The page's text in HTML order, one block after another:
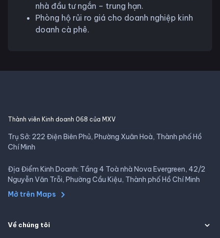
nhà đầu tư ngắn – trung hạn.
Phòng hộ rủi ro giá cho doanh nghiệp kinh
doanh cà phê.
Thành viên Kinh doanh 068 của MXV
Trụ Sở: 222 Điện Biên Phủ, Phường Xuân Hoà, Thành phố Hồ
Chí Minh
Địa Điểm Kinh Doanh: Tầng 4 Toà nhà Nova Evergreen, 42/2
Nguyễn Văn Trỗi, Phường Cầu Kiệu, Thành phố Hồ Chí Minh
Mở trên Maps
Về chúng tôi